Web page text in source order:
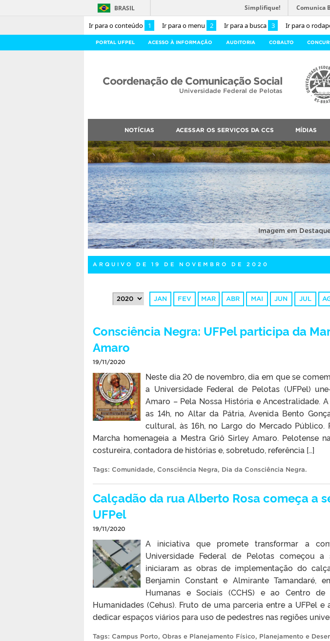
Ir para o conteúdo 1 Ir para o menu 2 Ir para a busca 3 Ir para o
BRASIL Simplifique! Comunica
PORTAL UFPEL ACESSO À INFORMAÇÃO AUDITORIA COBALTO
Coordenação de Comunicação Social
Universidade Federal de Pelotas
NOTÍCIAS ACESSAR OS SERVIÇOS DA CCS MÍDIAS
Imagem em
ARQUIVO DE 19 DE NOVEMBRO DE 2020
JAN FEV MAR ABR MAI JUN JUL
Consciência Negra: UFPel participa da
Amaro
19/11/2020
Neste dia 20 de novembro, dia em que se
a Universidade Federal de Pelotas (UFPel)
Amaro – Pela Nossa História e Ancestralidade.
as 14h, no Altar da Pátria, Avenida Bento
cultural, às 16h, no Largo do Mercado Público.
Marcha homenageia a Mestra Griô Sirley Amaro. Pelotense
costureira, contadora de histórias e, sobretudo, referência […]
Tags: Comunidade, Consciência Negra, Dia da Consciência Negra.
Calçadão da rua Alberto Rosa começa a
UFPel
19/11/2020
A iniciativa que promete transformar a
Universidade Federal de Pelotas começou a
iniciaram as obras de implementação do
Benjamin Constant e Almirante Tamandaré,
Humanas e Sociais (CCHS) e ao Centro de
Humanidades (Cehus). Fruto de uma parceria entre a UFPel
dedicar espaços viários para uso de pedestres nas regiões
Tags: Campus Porto, Obras e Planejamento Físico, Planejamento e